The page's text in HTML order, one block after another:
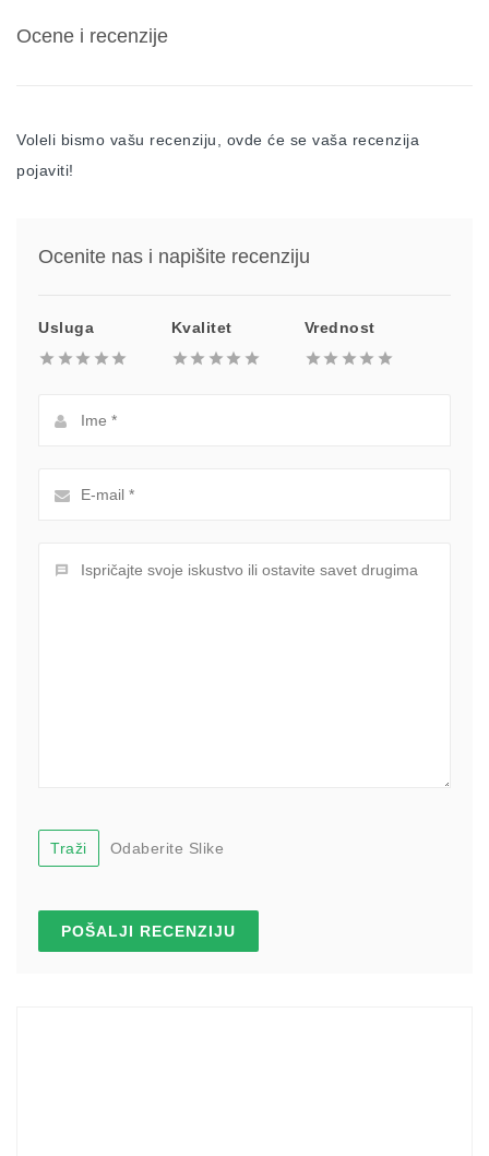
Ocene i recenzije
Voleli bismo vašu recenziju, ovde će se vaša recenzija
pojaviti!
Ocenite nas i napišite recenziju
Usluga Kvalitet Vrednost
Traži Odaberite Slike